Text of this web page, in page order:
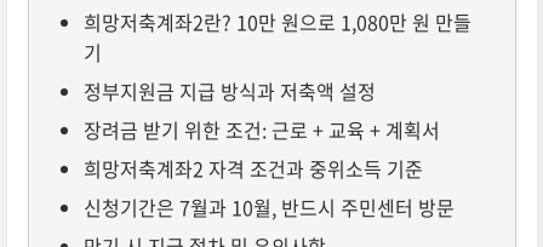
희망저축계좌2란? 10만 원으로 1,080만 원 만들
기
정부지원금 지급 방식과 저축액 설정
장려금 받기 위한 조건: 근로 + 교육 + 계획서
희망저축계좌2 자격 조건과 중위소득 기준
신청기간은 7월과 10월, 반드시 주민센터 방문